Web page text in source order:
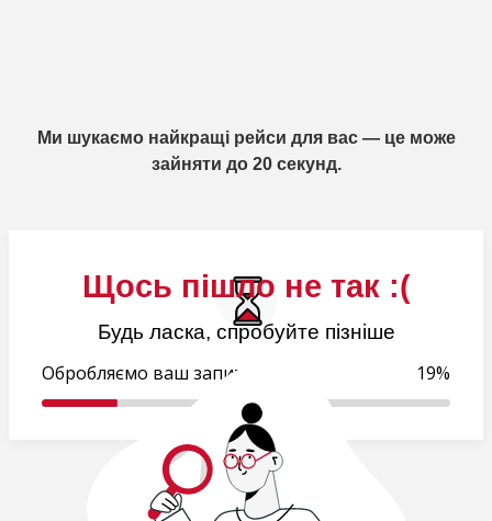
Щось пішло не так :(
Будь ласка, спробуйте пізніше
Ми шукаємо найкращі рейси для вас — це може
зайняти до 20 секунд.
Обробляємо ваш запит.. 19%